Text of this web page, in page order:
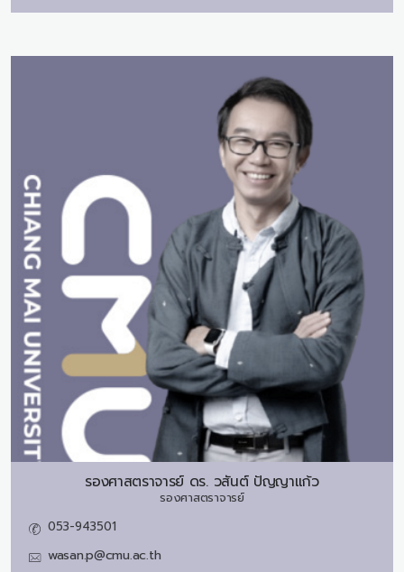
รองศาสตราจารย์ ดร. วสันต์ ปัญญาแก้ว
รองศาสตราจารย์
053-943501
wasan.p@cmu.ac.th